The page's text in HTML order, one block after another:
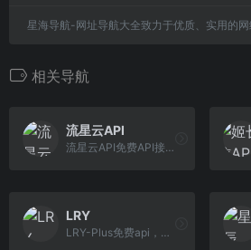
星海导航-网址导航大全致力于优质、实用的网
相关导航
流星云API
流星云API免费API接口服务平台
LRY
LRY-Plus免费api，小说，漫画，视频